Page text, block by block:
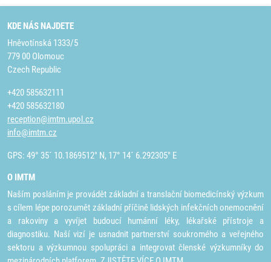
KDE NÁS NAJDETE
Hněvotínská 1333/5
779 00 Olomouc
Czech Republic
+420 585632111
+420 585632180
reception@imtm.upol.cz
info@imtm.cz
GPS: 49° 35´ 10.1869512" N, 17° 14´ 6.292305" E
O IMTM
Naším posláním je provádět základní a translační biomedicínský výzkum
s cílem lépe porozumět základní příčině lidských infekčních onemocnění
a rakoviny a vyvíjet budoucí humánní léky, lékařské přístroje a
diagnostiku. Naší vizí je usnadnit partnerství soukromého a veřejného
sektoru a výzkumnou spolupráci a integrovat členské výzkumníky do